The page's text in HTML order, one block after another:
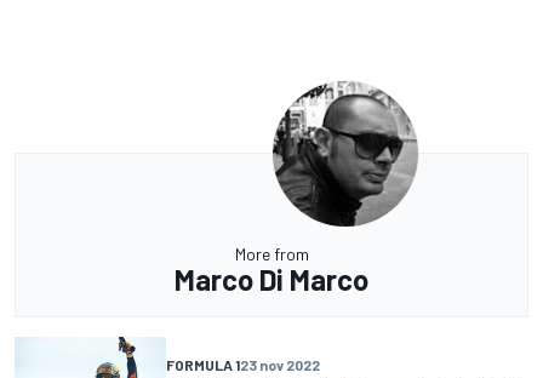
More from
Marco Di Marco
FORMULA 123 nov 2022